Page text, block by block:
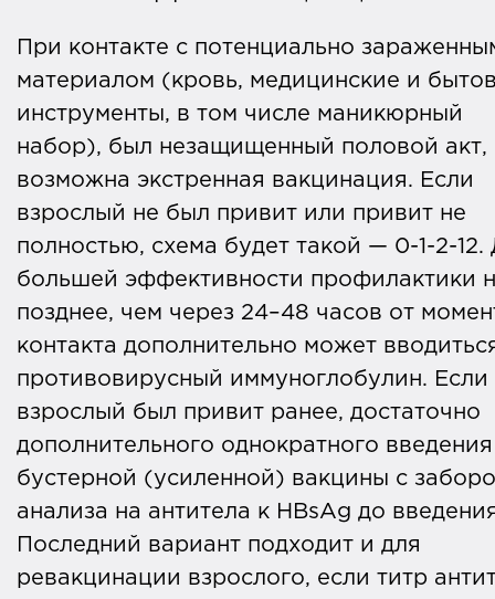
При контакте с потенциально
материалом (кровь, медицинские и
инструменты, в том числе маникюрный
набор), был незащищенный половой акт,
возможна экстренная вакцинация. Если
взрослый не был привит или привит не
полностью, схема будет такой — 0-1-2-12.
большей эффективности профилактики
позднее, чем через 24–48 часов от
контакта дополнительно может
противовирусный иммуноглобулин. Если
взрослый был привит ранее, достаточно
дополнительного однократного введения
бустерной (усиленной) вакцины с
анализа на антитела к HBsAg до
Последний вариант подходит и для
ревакцинации взрослого, если титр